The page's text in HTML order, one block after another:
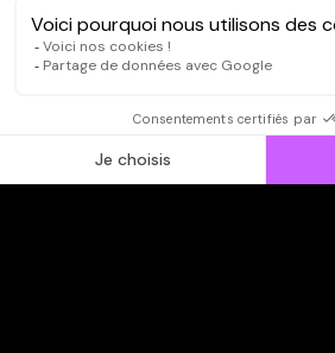
CONNEXION
Qui sommes-nous ?